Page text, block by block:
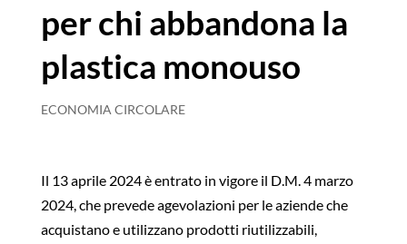
per chi abbandona la
plastica monouso
ECONOMIA CIRCOLARE
Il 13 aprile 2024 è entrato in vigore il D.M. 4 marzo
2024, che prevede agevolazioni per le aziende che
acquistano e utilizzano prodotti riutilizzabili,